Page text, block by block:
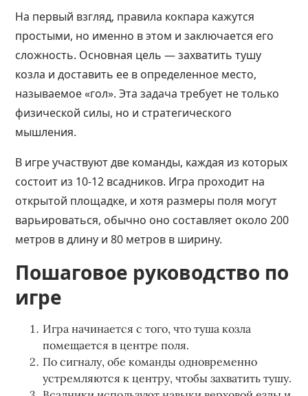
На первый взгляд, правила кокпара кажутся
простыми, но именно в этом и заключается его
сложность. Основная цель — захватить тушу
козла и доставить ее в определенное место,
называемое «гол». Эта задача требует не только
физической силы, но и стратегического
мышления.
В игре участвуют две команды, каждая из которых
состоит из 10-12 всадников. Игра проходит на
открытой площадке, и хотя размеры поля могут
варьироваться, обычно оно составляет около 200
метров в длину и 80 метров в ширину.
Пошаговое руководство по
игре
Игра начинается с того, что туша козла
помещается в центре поля.
По сигналу, обе команды одновременно
устремляются к центру, чтобы захватить тушу.